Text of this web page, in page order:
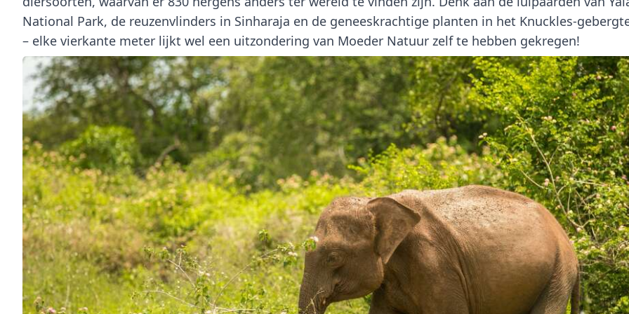
National Park, de reuzenvlinders in Sinharaja en de geneeskrachtige planten in het Knuckles-
– elke vierkante meter lijkt wel een uitzondering van Moeder Natuur zelf te hebben gekregen!